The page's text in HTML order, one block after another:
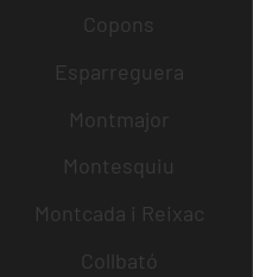
Copons
Esparreguera
Montmajor
Montesquiu
Montcada i Reixac
Collbató